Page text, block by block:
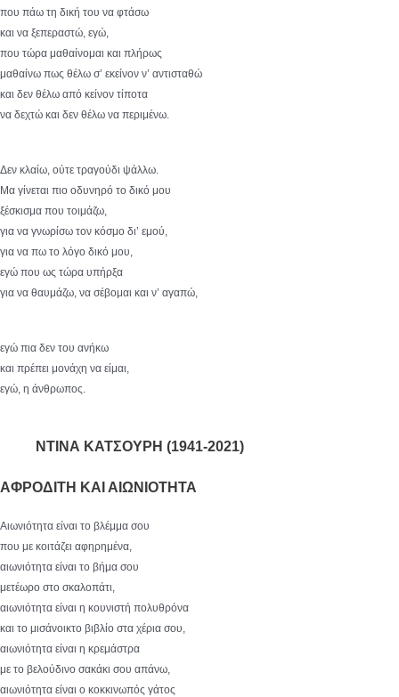
που πάω τη δική του να φτάσω
και να ξεπεραστώ, εγώ,
που τώρα μαθαίνομαι και πλήρως
μαθαίνω πως θέλω σ’ εκείνον ν’ αντισταθώ
και δεν θέλω από κείνον τίποτα
να δεχτώ και δεν θέλω να περιμένω.
Δεν κλαίω, ούτε τραγούδι ψάλλω.
Μα γίνεται πιο οδυνηρό το δικό μου
ξέσκισμα που τοιμάζω,
για να γνωρίσω τον κόσμο δι’ εμού,
για να πω το λόγο δικό μου,
εγώ που ως τώρα υπήρξα
για να θαυμάζω, να σέβομαι και ν’ αγαπώ,
εγώ πια δεν του ανήκω
και πρέπει μονάχη να είμαι,
εγώ, η άνθρωπος.
ΝΤΙΝΑ ΚΑΤΣΟΥΡΗ (1941-2021)
ΑΦΡΟΔΙΤΗ ΚΑΙ ΑΙΩΝΙΟΤΗΤΑ
Αιωνιότητα είναι το βλέμμα σου
που με κοιτάζει αφηρημένα,
αιωνιότητα είναι το βήμα σου
μετέωρο στο σκαλοπάτι,
αιωνιότητα είναι η κουνιστή πολυθρόνα
και το μισάνοικτο βιβλίο στα χέρια σου,
αιωνιότητα είναι η κρεμάστρα
με το βελούδινο σακάκι σου απάνω,
αιωνιότητα είναι ο κοκκινωπός γάτος